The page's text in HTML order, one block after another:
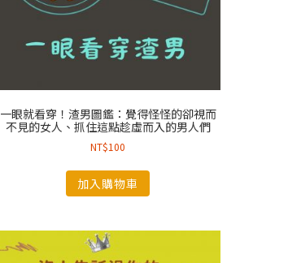
一眼就看穿！渣男圖鑑：覺得怪怪的卻視而
不見的女人、抓住這點趁虛而入的男人們
NT$100
加入購物車